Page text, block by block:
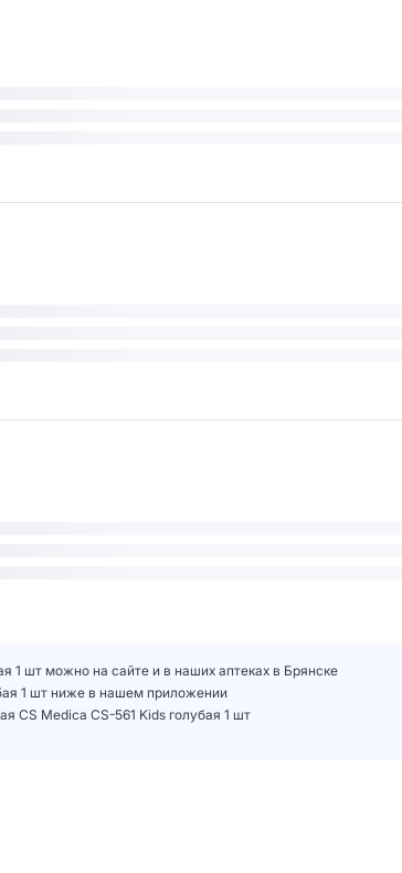
1 шт можно на сайте и в наших аптеках в Брянске
1 шт ниже в нашем приложении
CS Medica CS-561 Kids голубая 1 шт